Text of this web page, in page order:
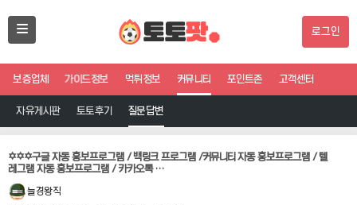
로그인
보증업체 가이드정보 먹튀정보 커뮤니티 포인트존 고객센터
자유게시판 토토후기 질문답변
✡️✡️✡️구글 자동 홍보프로그램 / 백링크 프로그램 /커뮤니티 자동 홍보프로그램 / 텔
레그램 자동 홍보프로그램 / 카카오톡 …
늘경왕직